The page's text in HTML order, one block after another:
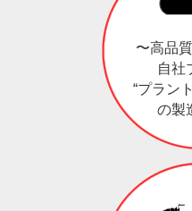
〜高品
自社
“プラン
の製